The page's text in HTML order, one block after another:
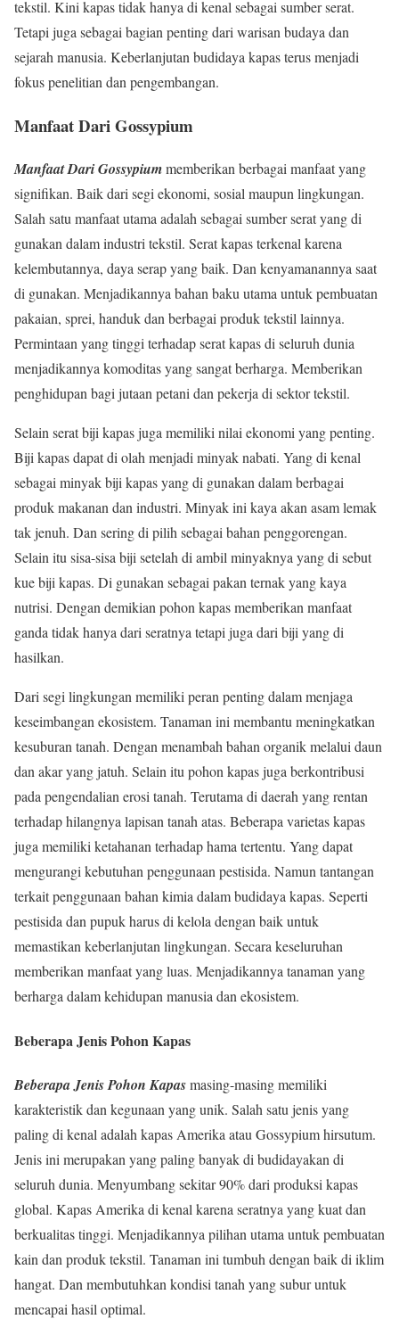
tekstil. Kini kapas tidak hanya di kenal sebagai sumber serat.
Tetapi juga sebagai bagian penting dari warisan budaya dan
sejarah manusia. Keberlanjutan budidaya kapas terus menjadi
fokus penelitian dan pengembangan.
Manfaat Dari Gossypium
Manfaat Dari Gossypiummemberikan berbagai manfaat yang
signifikan. Baik dari segi ekonomi, sosial maupun lingkungan.
Salah satu manfaat utama adalah sebagai sumber serat yang di
gunakan dalam industri tekstil. Serat kapas terkenal karena
kelembutannya, daya serap yang baik. Dan kenyamanannya saat
di gunakan. Menjadikannya bahan baku utama untuk pembuatan
pakaian, sprei, handuk dan berbagai produk tekstil lainnya.
Permintaan yang tinggi terhadap serat kapas di seluruh dunia
menjadikannya komoditas yang sangat berharga. Memberikan
penghidupan bagi jutaan petani dan pekerja di sektor tekstil.
Selain serat biji kapas juga memiliki nilai ekonomi yang penting.
Biji kapas dapat di olah menjadi minyak nabati. Yang di kenal
sebagai minyak biji kapas yang di gunakan dalam berbagai
produk makanan dan industri. Minyak ini kaya akan asam lemak
tak jenuh. Dan sering di pilih sebagai bahan penggorengan.
Selain itu sisa-sisa biji setelah di ambil minyaknya yang di sebut
kue biji kapas. Di gunakan sebagai pakan ternak yang kaya
nutrisi. Dengan demikian pohon kapas memberikan manfaat
ganda tidak hanya dari seratnya tetapi juga dari biji yang di
hasilkan.
Dari segi lingkungan memiliki peran penting dalam menjaga
keseimbangan ekosistem. Tanaman ini membantu meningkatkan
kesuburan tanah. Dengan menambah bahan organik melalui daun
dan akar yang jatuh. Selain itu pohon kapas juga berkontribusi
pada pengendalian erosi tanah. Terutama di daerah yang rentan
terhadap hilangnya lapisan tanah atas. Beberapa varietas kapas
juga memiliki ketahanan terhadap hama tertentu. Yang dapat
mengurangi kebutuhan penggunaan pestisida. Namun tantangan
terkait penggunaan bahan kimia dalam budidaya kapas. Seperti
pestisida dan pupuk harus di kelola dengan baik untuk
memastikan keberlanjutan lingkungan. Secara keseluruhan
memberikan manfaat yang luas. Menjadikannya tanaman yang
berharga dalam kehidupan manusia dan ekosistem.
Beberapa Jenis Pohon Kapas
Beberapa Jenis Pohon Kapasmasing-masing memiliki
karakteristik dan kegunaan yang unik. Salah satu jenis yang
paling di kenal adalah kapas Amerika atau Gossypium hirsutum.
Jenis ini merupakan yang paling banyak di budidayakan di
seluruh dunia. Menyumbang sekitar 90% dari produksi kapas
global. Kapas Amerika di kenal karena seratnya yang kuat dan
berkualitas tinggi. Menjadikannya pilihan utama untuk pembuatan
kain dan produk tekstil. Tanaman ini tumbuh dengan baik di iklim
hangat. Dan membutuhkan kondisi tanah yang subur untuk
mencapai hasil optimal.